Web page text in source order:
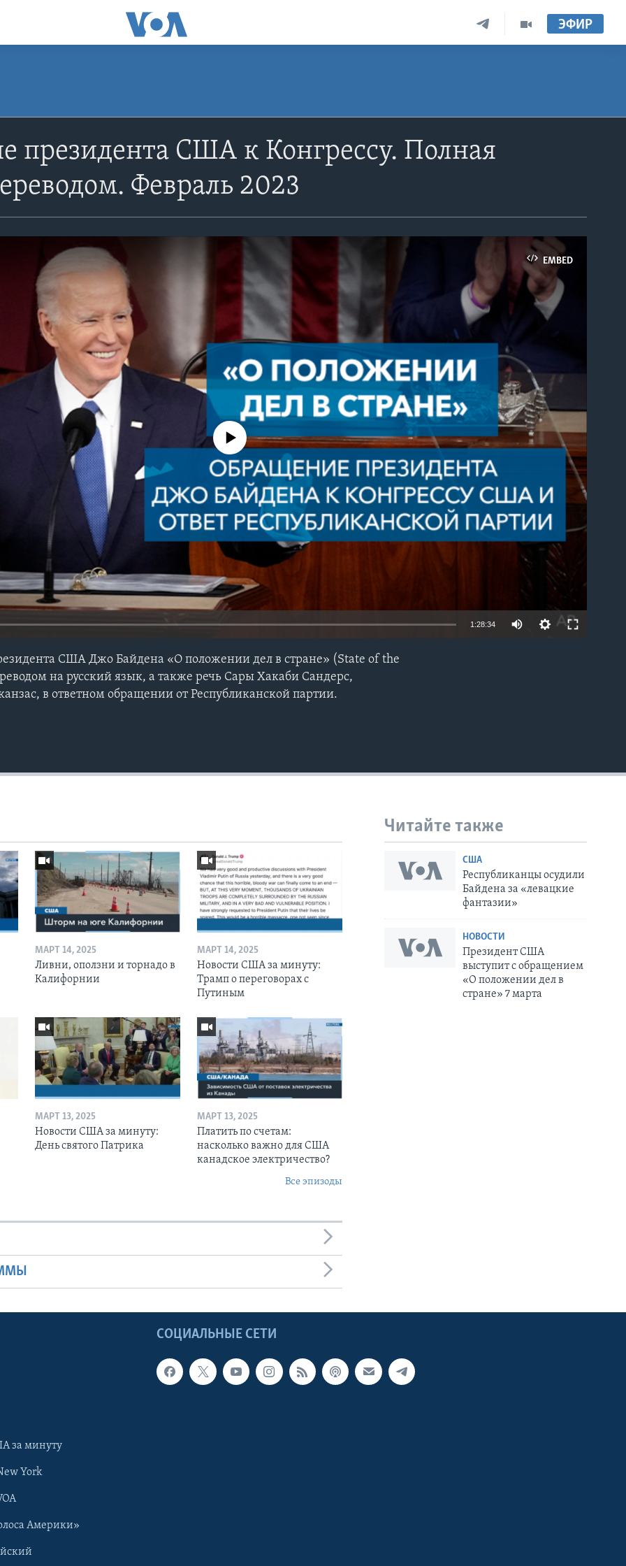
ЭФИР
президента США к Конгрессу. Полная
Февраль 2023
EMBED
No media source currently available
1:28:34
США Джо Байдена «О положении дел в стране» (State of the
на русский язык, а также речь Сары Хакаби Сандерс,
в ответном обращении от Республиканской партии.
Читайте также
США
Республиканцы осудили
Байдена за «левацкие
фантазии»
НОВОСТИ
Президент США
выступит с обращением
«О положении дел в
стране» 7 марта
МАРТ 14, 2025
Ливни, оползни и торнадо в
Калифорнии
МАРТ 14, 2025
Новости США за минуту:
Трамп о переговорах с
Путиным
МАРТ 13, 2025
Новости США за минуту:
День святого Патрика
МАРТ 13, 2025
Платить по счетам:
насколько важно для США
канадское электричество?
Все эпизоды
СОЦИАЛЬНЫЕ СЕТИ
за минуту
York
Америки»